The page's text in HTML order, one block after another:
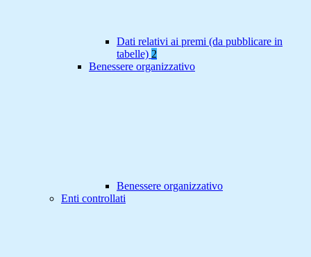
Dati relativi ai premi (da pubblicare in
tabelle) 2
Benessere organizzativo
Benessere organizzativo
Enti controllati